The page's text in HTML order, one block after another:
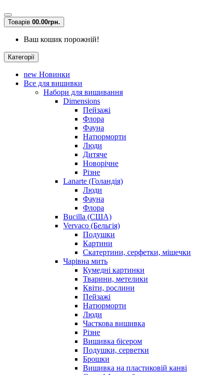
Товарів 00.00грн.
Ваш кошик порожній!
Категорії
new Новинки
Все для вишивки
Набори для вишивання
Dimensions
Пейзажі
Флора
Фауна
Натюрморти
Люди
Дитяче
Новорічне
Різне
Lanarte (Голандія)
Люди
Фауна
Флора
Bucilla (США)
Vervaco (Бельгія)
Подушки
Картини
Скатертини, серфетки, мішечки
Чарiвна мить
Кумедні картинки
Тварини, метелики
Квіти, рослини
Пейзажі
Натюрморти
Люди
Часткова вишивка
Різне
Вишивка бісером
Подушки, серветки
Брошки
Вишивка на пластиковій канві